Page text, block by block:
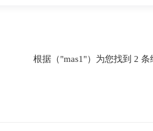
根据（"mas1"）为您找到 2 条